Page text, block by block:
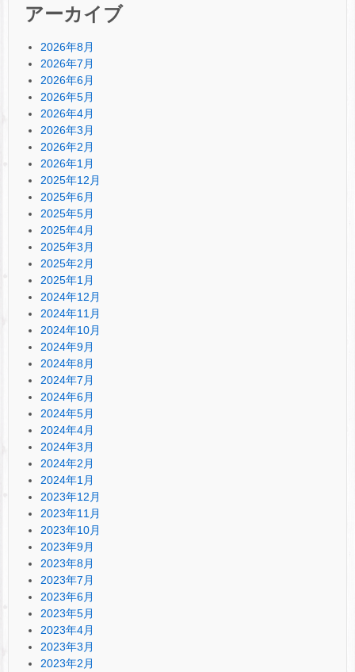
アーカイブ
2026年8月
2026年7月
2026年6月
2026年5月
2026年4月
2026年3月
2026年2月
2026年1月
2025年12月
2025年6月
2025年5月
2025年4月
2025年3月
2025年2月
2025年1月
2024年12月
2024年11月
2024年10月
2024年9月
2024年8月
2024年7月
2024年6月
2024年5月
2024年4月
2024年3月
2024年2月
2024年1月
2023年12月
2023年11月
2023年10月
2023年9月
2023年8月
2023年7月
2023年6月
2023年5月
2023年4月
2023年3月
2023年2月